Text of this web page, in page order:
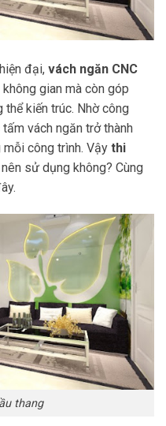
đại, vách ngăn CNC
gian mà còn góp
kiến trúc. Nhờ công
vách ngăn trở thành
công trình. Vậy thi
nên sử dụng không? Cùng
thang